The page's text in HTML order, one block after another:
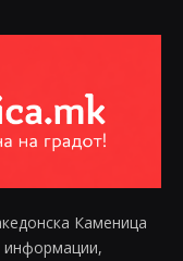
Каменица
информации,